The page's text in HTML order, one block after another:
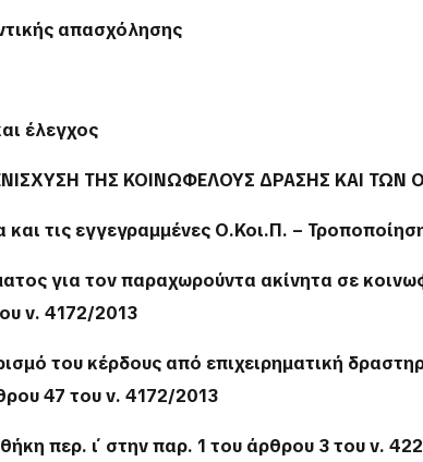
απασχόλησης
έλεγχος
ΤΗΣ ΚΟΙΝΩΦΕΛΟΥΣ ΔΡΑΣΗΣ ΚΑΙ ΤΩΝ
τις εγγεγραμμένες Ο.Κοι.Π. –
για τον παραχωρούντα ακίνητα σε
ν. 4172/2013
του κέρδους από επιχειρηματική
47 του ν. 4172/2013
περ. ι΄ στην παρ. 1 του άρθρου 3 του ν.